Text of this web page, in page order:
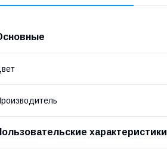
характеристики